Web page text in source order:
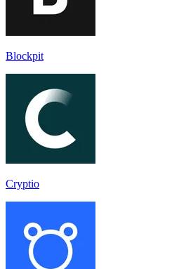
Blockpit
Cryptio